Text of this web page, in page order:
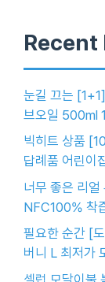
Recent
눈길 끄는
브오일 500ml
빅히트 상품
답례품 어린이
너무 좋은 리
NFC100% 착
필요한 순간 [
버니 L 최저가